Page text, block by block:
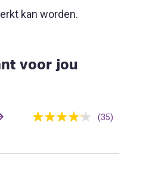
kan worden.
voor jou
(35)